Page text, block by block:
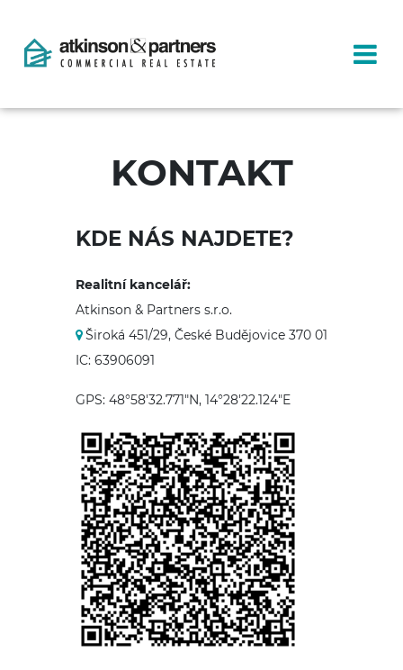
KONTAKT
KDE NÁS NAJDETE?
Realitní kancelář:
Atkinson & Partners s.r.o.
Široká 451/29, České Budějovice 370 01
IC: 63906091
GPS: 48°58'32.771"N, 14°28'22.124"E